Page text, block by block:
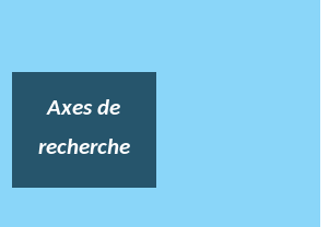
Axes de
recherche